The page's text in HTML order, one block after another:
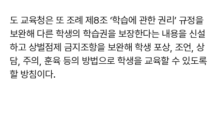
도 교육청은 또 조례 제8조 ‘학습에 관한 권리’ 규정을
보완해 다른 학생의 학습권을 보장한다는 내용을 신설
하고 상벌점제 금지조항을 보완해 학생 포상, 조언, 상
담, 주의, 훈육 등의 방법으로 학생을 교육할 수 있도록
할 방침이다.